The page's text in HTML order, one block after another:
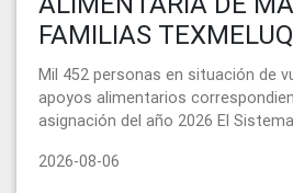
FAMILIAS
Mil 452 personas en situación de
apoyos alimentarios
asignación del año 2026 El
2026-08-06